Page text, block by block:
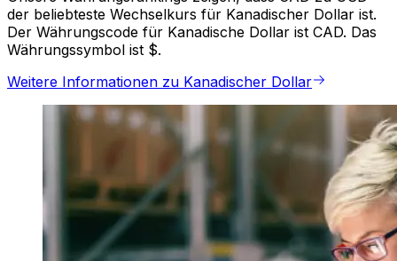
der beliebteste Wechselkurs für Kanadischer Dollar ist.
Der Währungscode für Kanadische Dollar ist CAD. Das
Währungssymbol ist $.
Weitere Informationen zu Kanadischer Dollar